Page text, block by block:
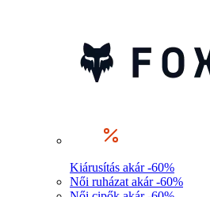
Kiárusítás akár -60%
Női ruházat akár -60%